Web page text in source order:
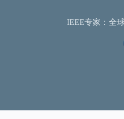
IEEE专家：全